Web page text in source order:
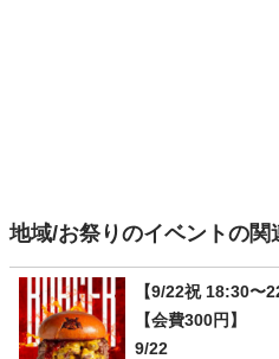
地域/お祭りのイベントの関
【9/22祝 18:30〜
【会費300円】
9/22